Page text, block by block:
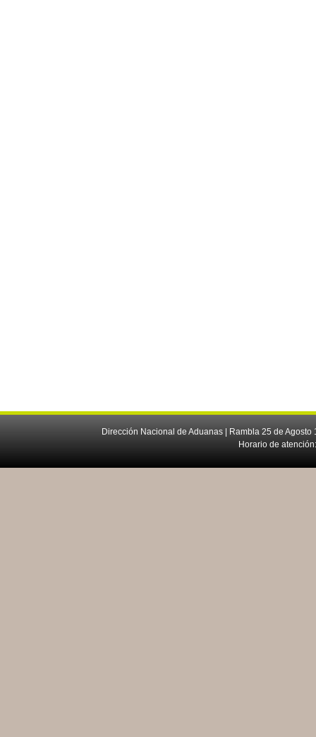
Dirección Nacional de Aduanas | Rambla 25 de
Horario de